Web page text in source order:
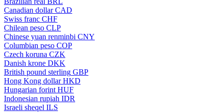
Canadian dollar CAD
Swiss franc CHF
Chilean peso CLP
Chinese yuan renminbi CNY
Columbian peso COP
Czech koruna CZK
Danish krone DKK
British pound sterling GBP
Hong Kong dollar HKD
Hungarian forint HUF
Indonesian rupiah IDR
Israeli sheqel ILS